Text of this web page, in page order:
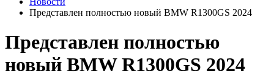
Представлен полностью новый BMW R1300GS 2024
Представлен полностью
новый BMW R1300GS 2024